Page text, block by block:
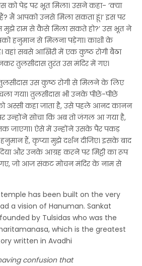
को पेड़ पर भूत मिला। उसने कहा- ‘क्या
मैं आपको उनसे मिला सकता हूं।’ इस पर
मुझे राम से कैसे मिला सकते हो?’ उस भूत ने
हनुमान से मिलना पड़ेगा। काशी के
वहां सबसे आखिरी में एक कुष्ठ रोगी बैठा
तुलसीदास तुरंत उस मंदिर में गए।
तुलसीदास उस कुष्ठ रोगी से मिलने के लिए
गया। तुलसीदास भी उनके पीछे-पीछे
अस्सी कहा जाता है, उसे पहले आनद कानन
उन्होंने सोचा कि अब तो जंगल आ गया है,
जाएगा। ऐसे में उन्होंने उसके पैर पकड़
हैं, कृप्या मुझे दर्शन दीजिए। इसके बाद
और उनके आग्रह करने पर मिट्टी का रूप
गए, जो आज संकट मोचन मंदिर के नाम से
has been built on the very
a vision of Hanuman. Sankat
by Tulsidas who was the
which is the greatest
written in Avadhi
confusion that